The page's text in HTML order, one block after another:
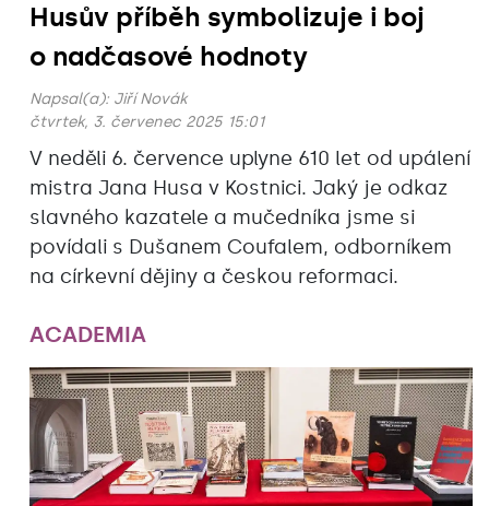
Husův příběh symbolizuje i boj
o nadčasové hodnoty
Napsal(a): Jiří Novák
čtvrtek, 3. červenec 2025 15:01
V neděli 6. července uplyne 610 let od upálení
mistra Jana Husa v Kostnici. Jaký je odkaz
slavného kazatele a mučedníka jsme si
povídali s Dušanem Coufalem, odborníkem
na církevní dějiny a českou reformaci.
ACADEMIA